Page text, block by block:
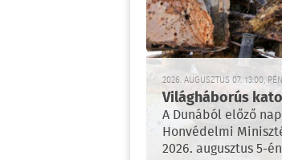
2026. AUGUSZTUS 07. 13:00,
Világháborús
A Dunából előző
Honvédelmi
2026. augusztus 5-